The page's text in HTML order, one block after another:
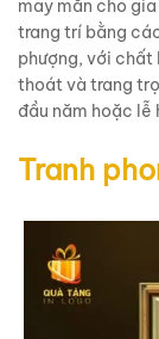
may mắn cho
trang trí bằng
phượng, với chất
thoát và trang
đầu năm hoặc lễ
Tranh